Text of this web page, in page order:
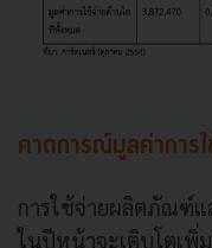
คาดการณ์มูลค่าการ
การใช้จ่ายผลิตภัณฑ์แ
ในปีหน้าจะเติบโตเพิ่